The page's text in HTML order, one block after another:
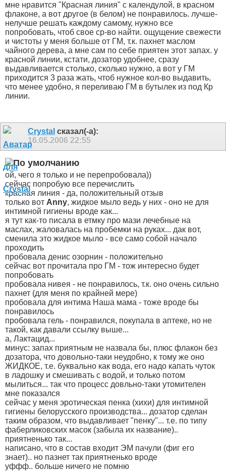
мне нравится "Красная линия" с календулой, в красном
флаконе, а вот другое (в белом) не понравилось. лучше-
нелучше решать каждому самому, нужно все
попробовать, чтоб свое ср-во найти. ощущение свежести
и чистоты у меня больше от ГМ, т.к. пахнет маслом
чайного дерева, а мне сам по себе приятен этот запах. у
красной линии, кстати, дозатор удобнее, сразу
выдавливается столько, сколько нужно, а вот у ГМ
приходится 3 раза жать, чтоб нужное кол-во выдавить,
что менее удобно, я переливаю ГМ в бутылек из под Кр
линии.
Crystal сказал(-а):
16.05.2006 22:55
ой, чего я только и не перепробовала))
сейчас попробую все перечислить
красная линия - да, положительный отзыв
только вот Anny, жидкое мыло ведь у них - оно не для
интимной гигиены вроде как...
я тут как-то писала в етмку про мази лечебные на
маслах, жаловалась на пробемки на руках... дак вот,
сменила это жидкое мыло - все само собой начало
проходить
пробовала денис озорнин - положительно
сейчас вот прочитала про ГМ - тож интересно будет
попробовать
пробовала нивея - не понравилось, т.к. оно очень сильно
пахнет (для меня по крайней мере)
пробовала для интима Наша мама - тоже вроде бы
понравилось
пробовала гель - понравился, покупала в аптеке, но не
такой, как давали ссылку выше...
а, Лактацид...
минус: запах приятным не назвала бы, плюс флакон без
дозатора, что довольно-таки неудобно, к тому же оно
ЖИДКОЕ, т.е. буквально как вода, его надо капать чуток
в ладошку и смешивать с водой, и только потом
мылиться... так что процесс довльно-таки утомителен
мне показался
сейчас у меня эротическая пенка (хихи) для интимной
гигиены белорусского производства... дозатор сделан
таким образом, что выдавливает "пенку"... т.е. по типу
фаберликовских масок (забыла их название)..
приятненько так...
написано, что в состав входит ЭМ пачули (фиг его
знает).. но пазнет так приятненько вроде
уффф.. больше ничего не помню